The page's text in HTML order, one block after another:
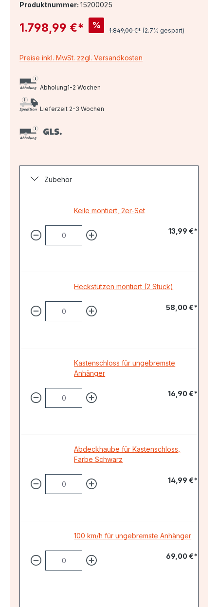
Produktnummer: 15200025
1.798,99 €* %
1.849,00 €* (2.7% gespart)
Preise inkl. MwSt. zzgl. Versandkosten
Abholung1-2 Wochen
Lieferzeit 2-3 Wochen
Zubehör
Keile montiert, 2er-Set
13,99 €*
Heckstützen montiert (2 Stück)
58,00 €*
Kastenschloss für ungebremste
Anhänger
16,90 €*
Abdeckhaube für Kastenschloss,
Farbe Schwarz
14,99 €*
100 km/h für ungebremste Anhänger
69,00 €*